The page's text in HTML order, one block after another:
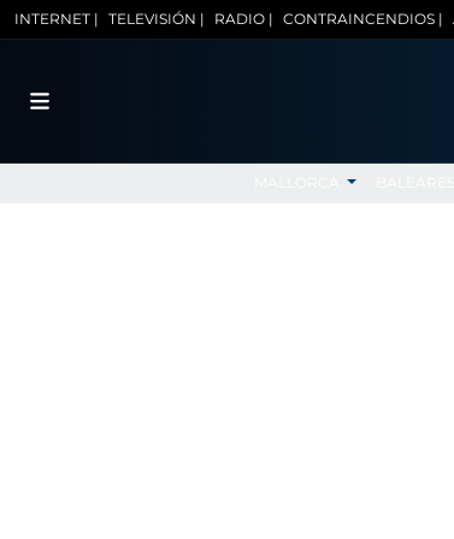
INTERNET | TELEVISIÓN | RADIO | CONTRAINCENDIOS |